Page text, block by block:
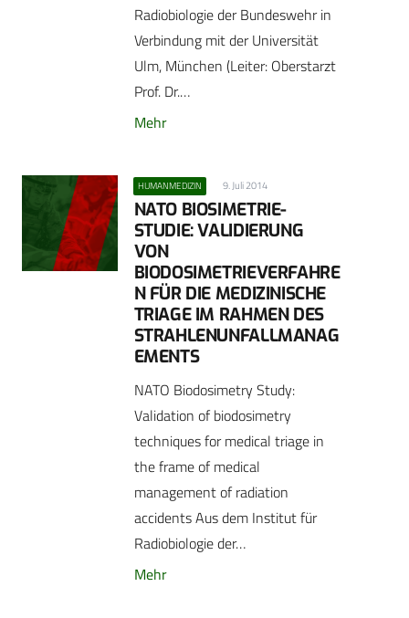
Radiobiologie der Bundeswehr in
Verbindung mit der Universität
Ulm, München (Leiter: Oberstarzt
Prof. Dr.…
Mehr
HUMANMEDIZIN 9. Juli 2014
NATO BIOSIMETRIE-
STUDIE: VALIDIERUNG
VON
BIODOSIMETRIEVERFAHRE
N FÜR DIE MEDIZINISCHE
TRIAGE IM RAHMEN DES
STRAHLENUNFALLMANAG
EMENTS
NATO Biodosimetry Study:
Validation of biodosimetry
techniques for medical triage in
the frame of ­medical
management of radiation
accidents Aus dem Institut für
Radiobiologie der…
Mehr